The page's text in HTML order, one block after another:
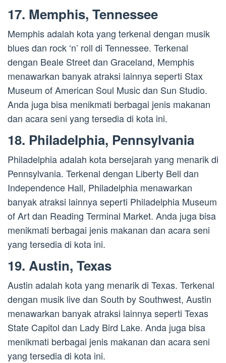
17. Memphis, Tennessee
Memphis adalah kota yang terkenal dengan musik
blues dan rock ‘n’ roll di Tennessee. Terkenal
dengan Beale Street dan Graceland, Memphis
menawarkan banyak atraksi lainnya seperti Stax
Museum of American Soul Music dan Sun Studio.
Anda juga bisa menikmati berbagai jenis makanan
dan acara seni yang tersedia di kota ini.
18. Philadelphia, Pennsylvania
Philadelphia adalah kota bersejarah yang menarik di
Pennsylvania. Terkenal dengan Liberty Bell dan
Independence Hall, Philadelphia menawarkan
banyak atraksi lainnya seperti Philadelphia Museum
of Art dan Reading Terminal Market. Anda juga bisa
menikmati berbagai jenis makanan dan acara seni
yang tersedia di kota ini.
19. Austin, Texas
Austin adalah kota yang menarik di Texas. Terkenal
dengan musik live dan South by Southwest, Austin
menawarkan banyak atraksi lainnya seperti Texas
State Capitol dan Lady Bird Lake. Anda juga bisa
menikmati berbagai jenis makanan dan acara seni
yang tersedia di kota ini.